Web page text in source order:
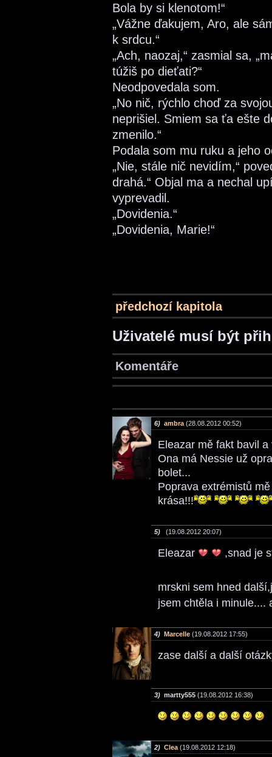
Bola by si klenotom!“
„Vážne ďakujem, Aro, ale
k srdcu.“
„Ach, naozaj,“ zasmial sa,
túžiš po dieťati?“
Neodpovedala som.
„No nič, rýchlo choď za
neprišiel. Smiem sa ťa ešte
zmenilo.“
Podala som mu ruku a jeho
„Nie, stále nič nevidím,“
drahá.“ Objal ma a nechal
vyprevadil.
„Dovidenia.“
„Dovidenia, Marie!“
předchozí kapitola
Uživatelé musí být
Komentáře
6) ambra (28.08.2012 00:52)
Eleazar mě fakt bavil
Ona má Nessie už
bolet...
Poprava extrémistů
krása!!!
5) (19.08.2012 20:07)
Eleazar ,snad je
mrskni sem hned
jsem chtěla i
4) Marcelle (19.08.2012 17:55)
zase další a další
3) martty555 (19.08.2012 16:38)
2) Clea(19.08.2012 12:18)